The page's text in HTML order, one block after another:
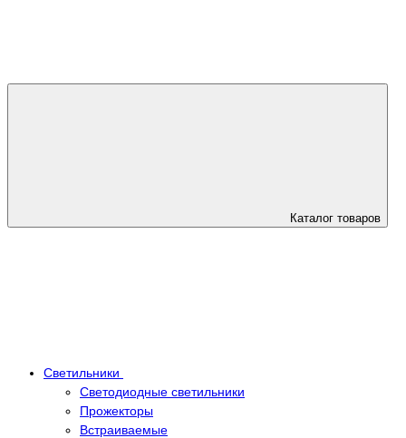
Каталог товаров
Светильники
Светодиодные светильники
Прожекторы
Встраиваемые